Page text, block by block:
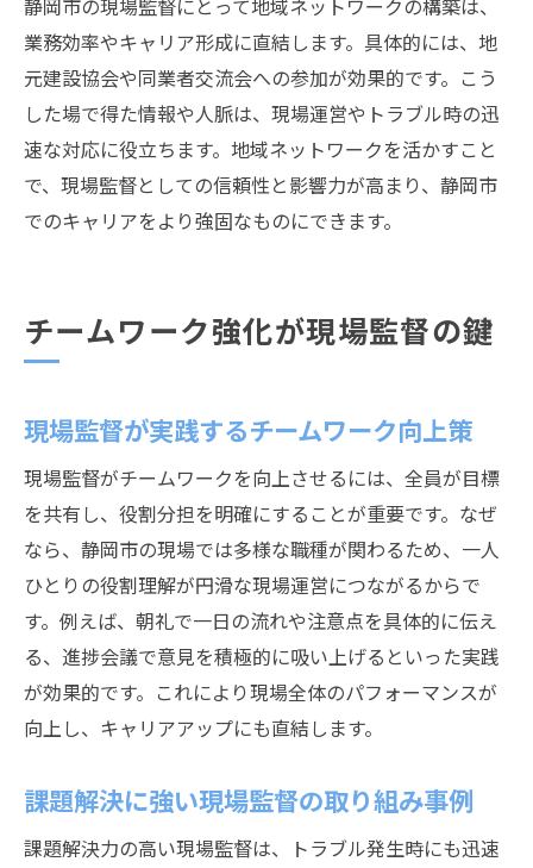
静岡市の現場監督にとって地域ネットワークの構築は、
業務効率やキャリア形成に直結します。具体的には、地
元建設協会や同業者交流会への参加が効果的です。こう
した場で得た情報や人脈は、現場運営やトラブル時の迅
速な対応に役立ちます。地域ネットワークを活かすこと
で、現場監督としての信頼性と影響力が高まり、静岡市
でのキャリアをより強固なものにできます。
チームワーク強化が現場監督の鍵
現場監督が実践するチームワーク向上策
現場監督がチームワークを向上させるには、全員が目標
を共有し、役割分担を明確にすることが重要です。なぜ
なら、静岡市の現場では多様な職種が関わるため、一人
ひとりの役割理解が円滑な現場運営につながるからで
す。例えば、朝礼で一日の流れや注意点を具体的に伝え
る、進捗会議で意見を積極的に吸い上げるといった実践
が効果的です。これにより現場全体のパフォーマンスが
向上し、キャリアアップにも直結します。
課題解決に強い現場監督の取り組み事例
課題解決力の高い現場監督は、トラブル発生時にも迅速